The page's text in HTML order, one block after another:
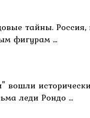
тайны.
фигурам ...
вошли
леди Рондо ...